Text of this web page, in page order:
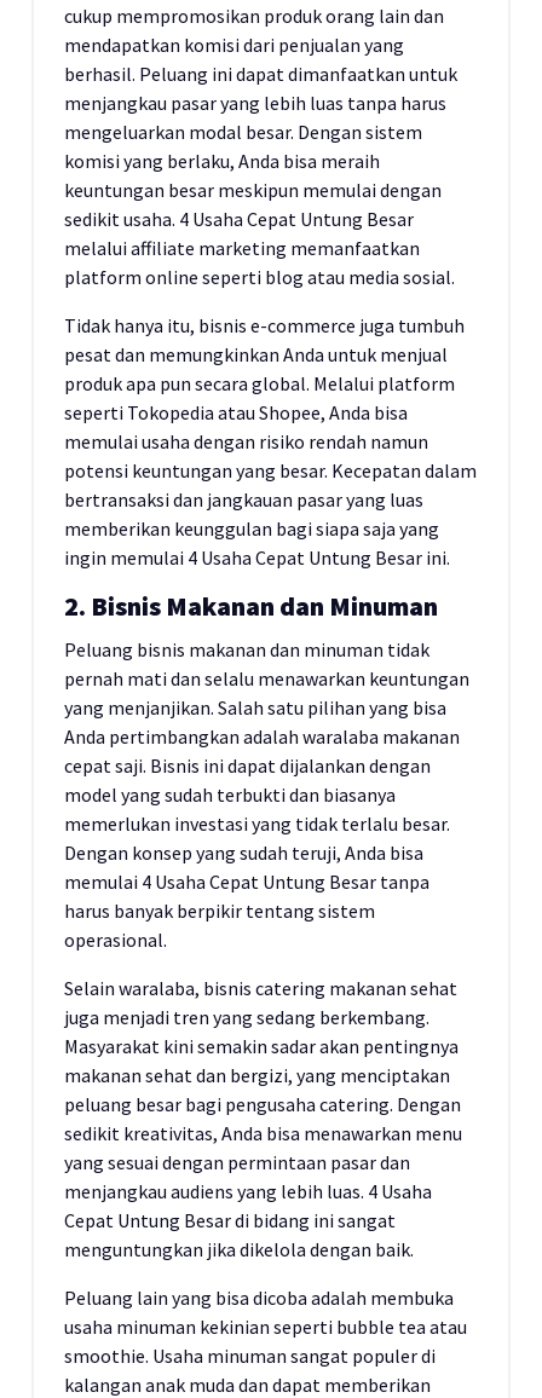
cukup mempromosikan produk orang lain dan
mendapatkan komisi dari penjualan yang
berhasil. Peluang ini dapat dimanfaatkan untuk
menjangkau pasar yang lebih luas tanpa harus
mengeluarkan modal besar. Dengan sistem
komisi yang berlaku, Anda bisa meraih
keuntungan besar meskipun memulai dengan
sedikit usaha. 4 Usaha Cepat Untung Besar
melalui affiliate marketing memanfaatkan
platform online seperti blog atau media sosial.
Tidak hanya itu, bisnis e-commerce juga tumbuh
pesat dan memungkinkan Anda untuk menjual
produk apa pun secara global. Melalui platform
seperti Tokopedia atau Shopee, Anda bisa
memulai usaha dengan risiko rendah namun
potensi keuntungan yang besar. Kecepatan dalam
bertransaksi dan jangkauan pasar yang luas
memberikan keunggulan bagi siapa saja yang
ingin memulai 4 Usaha Cepat Untung Besar ini.
2. Bisnis Makanan dan Minuman
Peluang bisnis makanan dan minuman tidak
pernah mati dan selalu menawarkan keuntungan
yang menjanjikan. Salah satu pilihan yang bisa
Anda pertimbangkan adalah waralaba makanan
cepat saji. Bisnis ini dapat dijalankan dengan
model yang sudah terbukti dan biasanya
memerlukan investasi yang tidak terlalu besar.
Dengan konsep yang sudah teruji, Anda bisa
memulai 4 Usaha Cepat Untung Besar tanpa
harus banyak berpikir tentang sistem
operasional.
Selain waralaba, bisnis catering makanan sehat
juga menjadi tren yang sedang berkembang.
Masyarakat kini semakin sadar akan pentingnya
makanan sehat dan bergizi, yang menciptakan
peluang besar bagi pengusaha catering. Dengan
sedikit kreativitas, Anda bisa menawarkan menu
yang sesuai dengan permintaan pasar dan
menjangkau audiens yang lebih luas. 4 Usaha
Cepat Untung Besar di bidang ini sangat
menguntungkan jika dikelola dengan baik.
Peluang lain yang bisa dicoba adalah membuka
usaha minuman kekinian seperti bubble tea atau
smoothie. Usaha minuman sangat populer di
kalangan anak muda dan dapat memberikan